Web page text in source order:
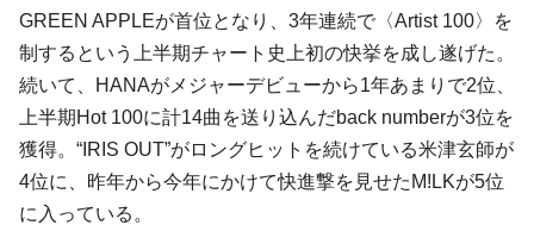
GREEN APPLEが首位となり、3年連続で〈Artist 100〉を
制するという上半期チャート史上初の快挙を成し遂げた。
続いて、HANAがメジャーデビューから1年あまりで2位、
上半期Hot 100に計14曲を送り込んだback numberが3位を
獲得。“IRIS OUT”がロングヒットを続けている米津玄師が
4位に、昨年から今年にかけて快進撃を見せたM!LKが5位
に入っている。